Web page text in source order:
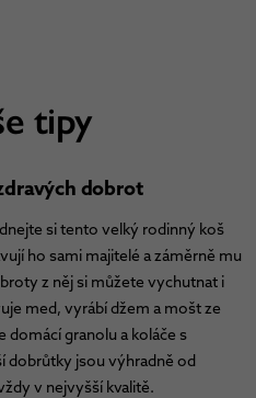
tipy
dobrot
si tento velký rodinný koš
ho sami majitelé a záměrně mu
z něj si můžete vychutnat i
med, vyrábí džem a mošt ze
domácí granolu a koláče s
dobrůtky jsou výhradně od
v nejvyšší kvalitě.